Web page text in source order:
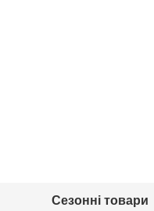
Сезонні товари